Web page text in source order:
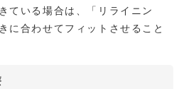
ている場合は、「リライニン
に合わせてフィットさせること